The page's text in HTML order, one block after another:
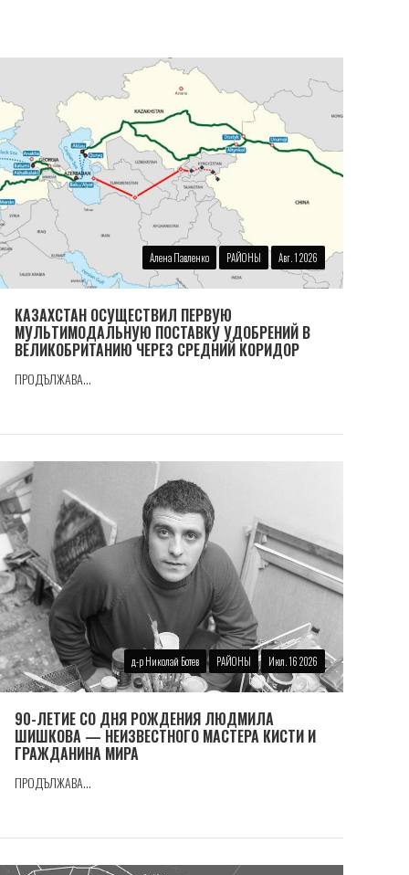
Алена Павленко РАЙОНЫ Авг. 1 2026
КАЗАХСТАН ОСУЩЕСТВИЛ ПЕРВУЮ
МУЛЬТИМОДАЛЬНУЮ ПОСТАВКУ УДОБРЕНИЙ В
ВЕЛИКОБРИТАНИЮ ЧЕРЕЗ СРЕДНИЙ КОРИДОР
ПРОДЪЛЖАВА...
д-р Николай Ботев РАЙОНЫ Июл. 16 2026
90-ЛЕТИЕ СО ДНЯ РОЖДЕНИЯ ЛЮДМИЛА
ШИШКОВА — НЕИЗВЕСТНОГО МАСТЕРА КИСТИ И
ГРАЖДАНИНА МИРА
ПРОДЪЛЖАВА...